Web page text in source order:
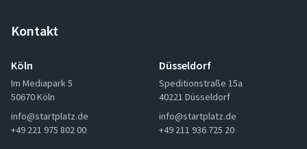
Kontakt
Köln
Im Mediapark 5
50670 Köln
info@startplatz.de
+49 221 975 802 00
Düsseldorf
Speditionstraße 15a
40221 Düsseldorf
info@startplatz.de
+49 211 936 725 20